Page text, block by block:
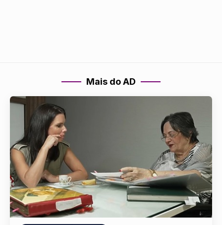
Mais do AD